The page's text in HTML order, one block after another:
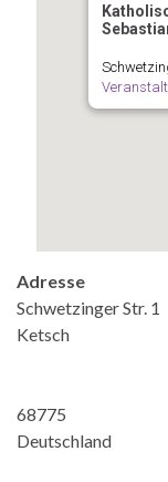
Adresse
Schwetzinger Str. 1
Ketsch
68775
Deutschland